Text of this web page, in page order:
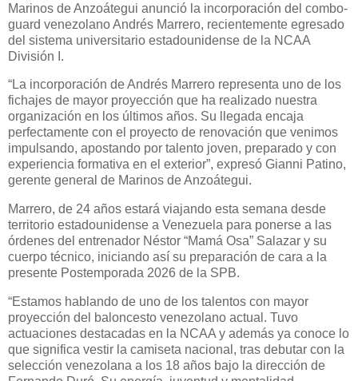
Marinos de Anzoátegui anunció la incorporación del combo-
guard venezolano Andrés Marrero, recientemente egresado
del sistema universitario estadounidense de la NCAA
División I.
“La incorporación de Andrés Marrero representa uno de los
fichajes de mayor proyección que ha realizado nuestra
organización en los últimos años. Su llegada encaja
perfectamente con el proyecto de renovación que venimos
impulsando, apostando por talento joven, preparado y con
experiencia formativa en el exterior”, expresó Gianni Patino,
gerente general de Marinos de Anzoátegui.
Marrero, de 24 años estará viajando esta semana desde
territorio estadounidense a Venezuela para ponerse a las
órdenes del entrenador Néstor “Mamá Osa” Salazar y su
cuerpo técnico, iniciando así su preparación de cara a la
presente Postemporada 2026 de la SPB.
“Estamos hablando de uno de los talentos con mayor
proyección del baloncesto venezolano actual. Tuvo
actuaciones destacadas en la NCAA y además ya conoce lo
que significa vestir la camiseta nacional, tras debutar con la
selección venezolana a los 18 años bajo la dirección de